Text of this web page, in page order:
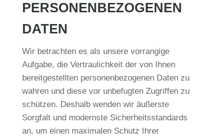
PERSONENBEZOGENEN
DATEN
Wir betrachten es als unsere vorrangige
Aufgabe, die Vertraulichkeit der von Ihnen
bereitgestellten personenbezogenen Daten zu
wahren und diese vor unbefugten Zugriffen zu
schützen. Deshalb wenden wir äußerste
Sorgfalt und modernste Sicherheitsstandards
an, um einen maximalen Schutz Ihrer